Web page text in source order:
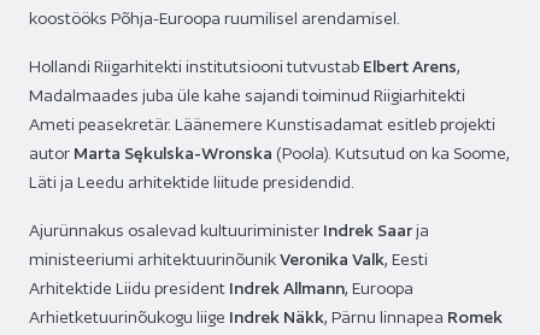
koostööks Põhja-Euroopa ruumilisel arendamisel.
Hollandi Riigarhitekti institutsiooni tutvustab Elbert Arens,
Madalmaades juba üle kahe sajandi toiminud Riigiarhitekti
Ameti peasekretär. Läänemere Kunstisadamat esitleb projekti
autor Marta Sękulska-Wronska (Poola). Kutsutud on ka Soome,
Läti ja Leedu arhitektide liitude presidendid.
Ajurünnakus osalevad kultuuriminister Indrek Saarja
ministeeriumi arhitektuurinõunikVeronika Valk, Eesti
Arhitektide Liidu president Indrek Allmann, Euroopa
Arhietketuurinõukogu liige Indrek Näkk, Pärnu linnapea Romek